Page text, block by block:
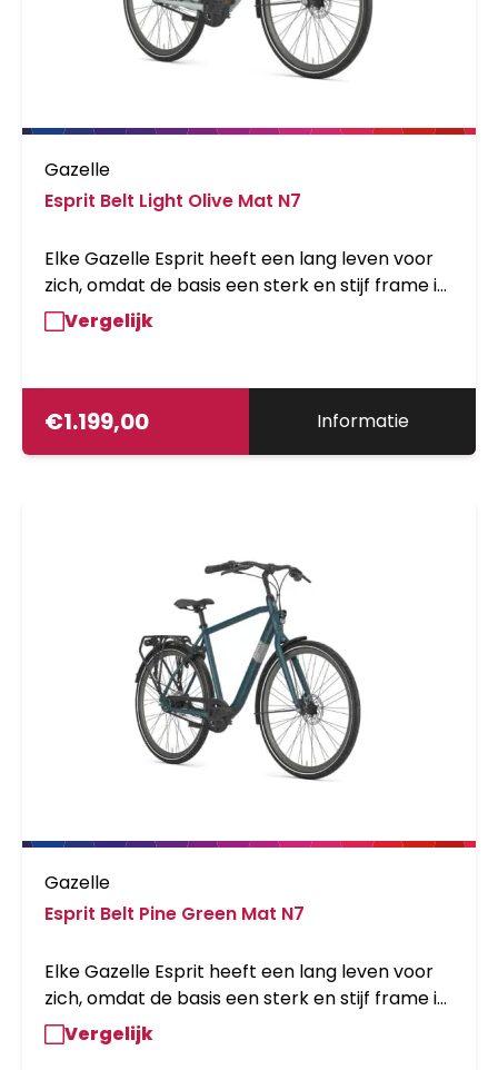
Gazelle
Esprit Belt Light Olive Mat N7
Elke Gazelle Esprit heeft een lang leven voor
zich, omdat de basis een sterk en stijf frame is.
De Esprit Belt gaat echter nóg langer mee
dankzij de aandrijving met een duurzame riem
hydraulische schijfremmen. Die zijn krachtiger
en duurzamer dan rollerbrakes en het zijn de
Vergelijk
€1.199,00 Informatie
Gazelle
Esprit Belt Pine Green Mat N7
Elke Gazelle Esprit heeft een lang leven voor
zich, omdat de basis een sterk en stijf frame is.
De Esprit Belt gaat echter nóg langer mee
dankzij de aandrijving met een duurzame riem
Vergelijk